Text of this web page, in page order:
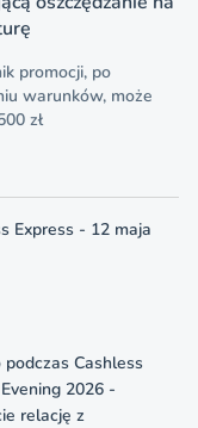
promocji, po
warunków, może
zł
Express - 12 maja
podczas Cashless
2026 -
relację z